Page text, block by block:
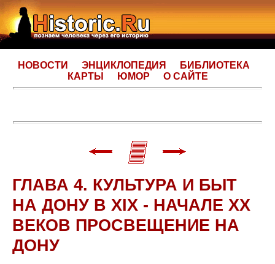
НОВОСТИ ЭНЦИКЛОПЕДИЯ
БИБЛИОТЕКА
КАРТЫ
ЮМОР О САЙТЕ
ГЛАВА 4. КУЛЬТУРА И БЫТ
НА ДОНУ В XIX - НАЧАЛЕ XX
ВЕКОВ ПРОСВЕЩЕНИЕ НА
ДОНУ